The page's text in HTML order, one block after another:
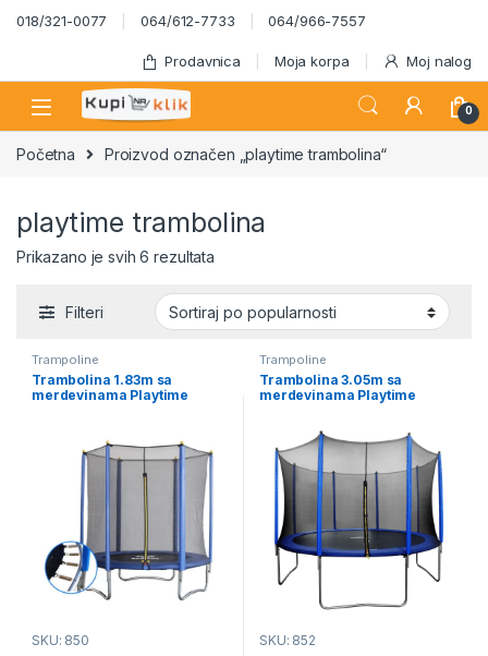
Skip to navigation
Skip to content
018/321-0077 064/612-7733 064/966-7557
Prodavnica Moja korpa Moj nalog
0
Početna Proizvod označen „playtime trambolina“
playtime trambolina
Prikazano je svih 6 rezultataSortirano po popularnosti
Filteri
Trampoline
Trambolina 1.83m sa
merdevinama Playtime
SKU: 850
Trampoline
Trambolina 3.05m sa
merdevinama Playtime
SKU: 852